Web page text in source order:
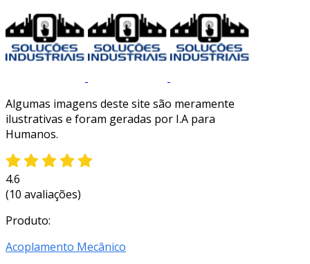
Algumas imagens deste site são meramente
ilustrativas e foram geradas por I.A para
Humanos.
4.6
(10 avaliações)
Produto:
Acoplamento Mecânico